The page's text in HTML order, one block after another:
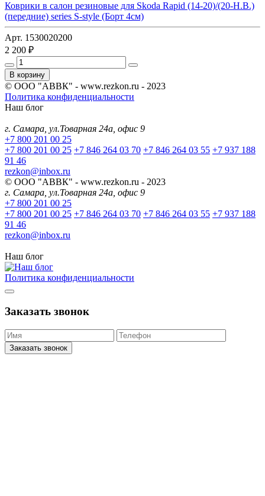
Коврики в салон резиновые для Skoda Rapid (14-20)/(20-Н.В.)
(передние) series S-style (Борт 4см)
Арт. 1530020200
2 200 ₽
В корзину
© ООО "АВВК" - www.rezkon.ru - 2023
Политика конфиденциальности
Наш блог
г. Самара, ул.Товарная 24а, офис 9
+7 800 201 00 25
+7 800 201 00 25 +7 846 264 03 70 +7 846 264 03 55 +7 937 188
91 46
rezkon@inbox.ru
© ООО "АВВК" - www.rezkon.ru - 2023
г. Самара, ул.Товарная 24а, офис 9
+7 800 201 00 25
+7 800 201 00 25 +7 846 264 03 70 +7 846 264 03 55 +7 937 188
91 46
rezkon@inbox.ru
Наш блог
Политика конфиденциальности
Заказать звонок
Заказать звонок